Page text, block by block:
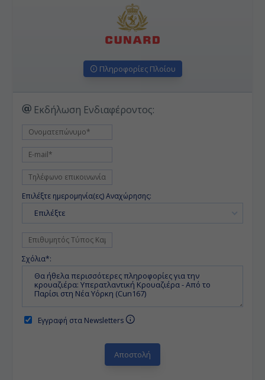
Πληροφορίες Πλοίου
Εκδήλωση Ενδιαφέροντος:
Επιλέξτε ημερομηνία(ες) Αναχώρησης:
Επιλέξτε
Σχόλια*:
Εγγραφή στα Newsletters